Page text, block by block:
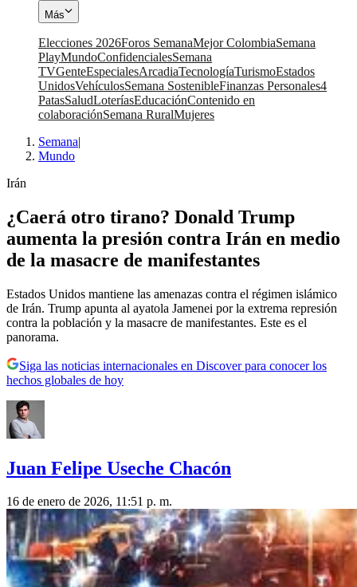
Más
Elecciones 2026Foros SemanaMejor ColombiaSemana
PlayMundoConfidencialesSemana
TVGenteEspecialesArcadiaTecnologíaTurismoEstados
UnidosVehículosSemana SostenibleFinanzas Personales4
PatasSaludLoteríasEducaciónContenido en
colaboraciónSemana RuralMujeres
Semana|
Mundo
Irán
⁠¿Caerá otro tirano? Donald Trump
aumenta la presión contra Irán en medio
de la masacre de manifestantes
Estados Unidos mantiene las amenazas contra el régimen islámico
de Irán. Trump apunta al ayatola Jamenei por la extrema represión
contra la población y la masacre de manifestantes. Este es el
panorama.
Siga las noticias internacionales en Discover para conocer los
hechos globales de hoy
Juan Felipe Useche Chacón
16 de enero de 2026, 11:51 p. m.